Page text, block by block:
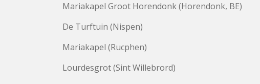
Mariakapel Groot Horendonk (Horendonk, BE)
De Turftuin (Nispen)
Mariakapel (Rucphen)
Lourdesgrot (Sint Willebrord)